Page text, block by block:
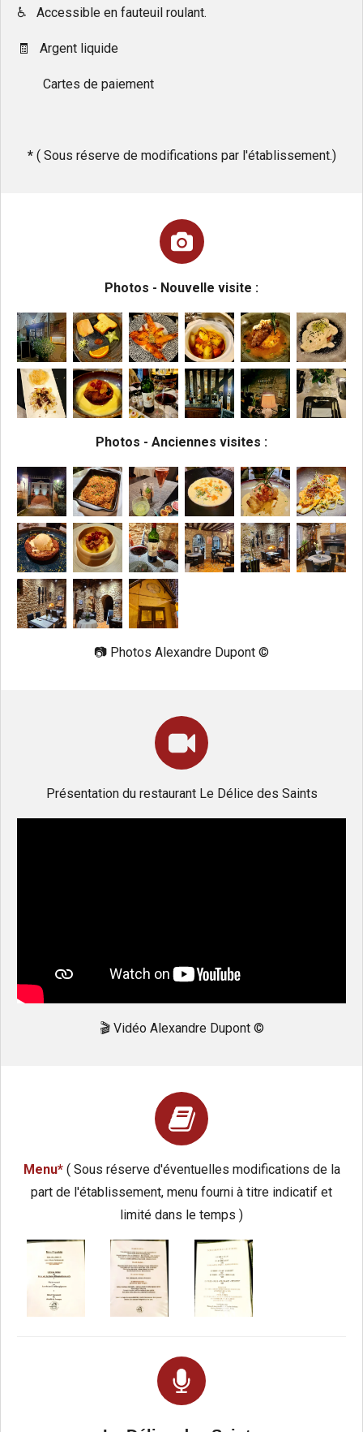
♿️ Accessible en fauteuil roulant.
🧾 Argent liquide
Cartes de paiement
*( Sous réserve de modifications par l'établissement.)
Photos - Nouvelle visite :
Photos - Anciennes visites :
📷 Photos Alexandre Dupont ©️
Présentation du restaurant Le Délice des Saints
🎬 Vidéo Alexandre Dupont ©️
Menu* ( Sous réserve d'éventuelles modifications de la
part de l'établissement, menu fourni à titre indicatif et
limité dans le temps )